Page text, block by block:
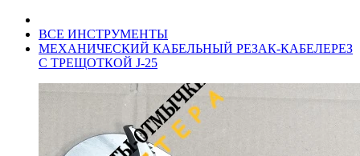
ВСЕ ИНСТРУМЕНТЫ
МЕХАНИЧЕСКИЙ КАБЕЛЬНЫЙ РЕЗАК-КАБЕЛЕРЕЗ
С ТРЕЩОТКОЙ J-25